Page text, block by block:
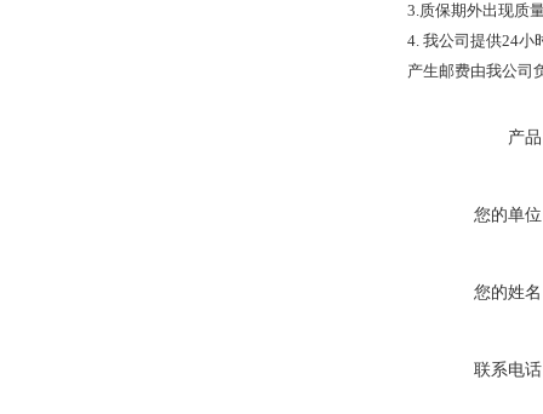
3.质保期外出现质
4. 我公司提供24小
产生邮费由我公司
产
您的单
您的姓
联系电